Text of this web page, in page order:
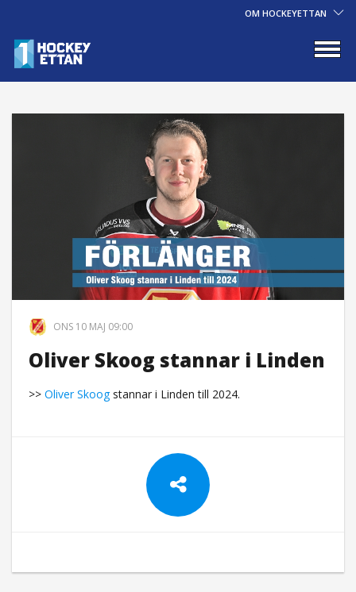
OM HOCKEYETTAN
ONS 10 MAJ 09:00
Oliver Skoog stannar i Linden
>> Oliver Skoogstannar i Linden till 2024.